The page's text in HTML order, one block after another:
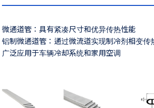
微通道管：具有紧凑尺寸和优异传热性能
铝制微通道管：通过微流道实现制冷剂相变传
广泛应用于车辆冷却系统和家用空调